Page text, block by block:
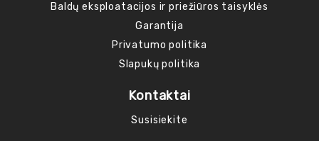
Baldų eksploatacijos ir priežiūros taisyklės
Garantija
Privatumo politika
Slapukų politika
Kontaktai
Susisiekite